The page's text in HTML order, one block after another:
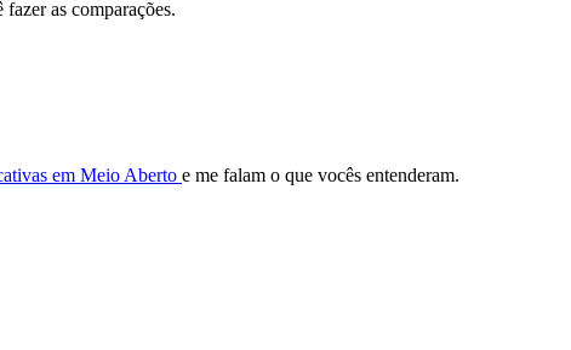
as comparações.
em Meio Aberto e me falam o que vocês entenderam.